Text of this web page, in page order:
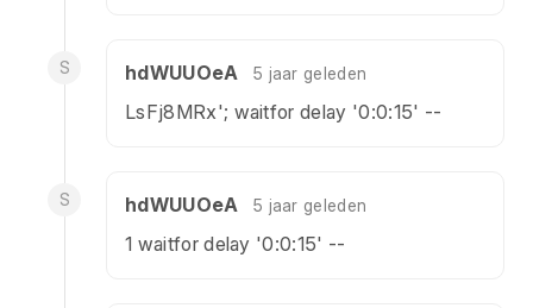
S hdWUUOeA 5 jaar geleden
LsFj8MRx'; waitfor delay '0:0:15' --
S hdWUUOeA 5 jaar geleden
1 waitfor delay '0:0:15' --